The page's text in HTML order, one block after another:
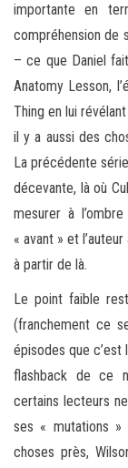
importante en
compréhension de
– ce que Daniel
Anatomy Lesson,
Thing en lui
il y a aussi des
La précédente
décevante, là où
mesurer à
« avant » et
à partir de là.
Le point faible
(franchement ce
épisodes que c’est
flashback de ce
certains lecteurs
ses « mutations »
choses près,